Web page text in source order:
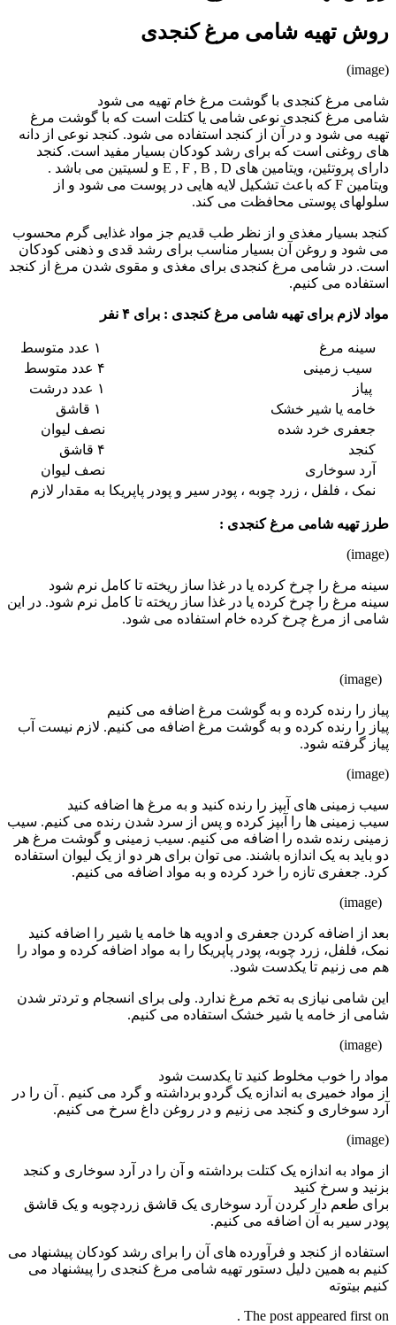
روش تهیه شامی مرغ کنجدی
(image)
شامی مرغ کنجدی با گوشت مرغ خام تهیه می شود
شامی مرغ کنجدی نوعی شامی یا کتلت است که با گوشت مرغ
تهیه می شود و در آن از کنجد استفاده می شود. کنجد نوعی از دانه
های روغنی است که برای رشد کودکان بسیار مفید است. کنجد
دارای پروتئین، ویتامین های E , F , B , D و لسیتین می باشد .
ویتامین F که باعث تشکیل لایه هایی در پوست می شود و از
سلولهای پوستی محافظت می کند.
کنجد بسیار مغذی و از نظر طب قدیم جز مواد غذایی گرم محسوب
می شود و روغن آن بسیار مناسب برای رشد قدی و ذهنی کودکان
است. در شامی مرغ کنجدی برای مغذی و مقوی شدن مرغ از کنجد
استفاده می کنیم.
مواد لازم برای تهیه شامی مرغ کنجدی : برای ۴ نفر
سینه مرغ
سیب زمینی
۴ عدد متوسط
پیاز
۱ عدد درشت
خامه یا شیر خشک
جعفری خرد شده
نصف لیوان
کنجد
۴ قاشق
آرد سوخاری
نصف لیوان
نمک ، فلفل ، زرد چوبه ، پودر سیر و پودر پاپریکا به مقدار لازم
طرز تهیه شامی مرغ کنجدی :
(image)
سینه مرغ را چرخ کرده یا در غذا ساز ریخته تا کامل نرم شود
سینه مرغ را چرخ کرده یا در غذا ساز ریخته تا کامل نرم شود. در این
شامی از مرغ چرخ کرده خام استفاده می شود.
(image)
پیاز را رنده کرده و به گوشت مرغ اضافه می کنیم
پیاز را رنده کرده و به گوشت مرغ اضافه می کنیم. لازم نیست آب
پیاز گرفته شود.
(image)
سیب زمینی های آبپز را رنده کنید و به مرغ ها اضافه کنید
سیب زمینی ها را آبپز کرده و پس از سرد شدن رنده می کنیم. سیب
زمینی رنده شده را اضافه می کنیم. سیب زمینی و گوشت مرغ هر
دو باید به یک اندازه باشند. می توان برای هر دو از یک لیوان استفاده
کرد. جعفری تازه را خرد کرده و به مواد اضافه می کنیم.
(image)
بعد از اضافه کردن جعفری و ادویه ها خامه یا شیر را اضافه کنید
نمک، فلفل، زرد چوبه، پودر پاپریکا را به مواد اضافه کرده و مواد را
هم می زنیم تا یکدست شود.
این شامی نیازی به تخم مرغ ندارد. ولی برای انسجام و تردتر شدن
شامی از خامه یا شیر خشک استفاده می کنیم.
(image)
مواد را خوب مخلوط کنید تا یکدست شود
از مواد خمیری به اندازه یک گردو برداشته و گرد می کنیم . آن را در
آرد سوخاری و کنجد می زنیم و در روغن داغ سرخ می کنیم.
(image)
از مواد به اندازه یک کتلت برداشته و آن را در آرد سوخاری و کنجد
بزنید و سرخ کنید
برای طعم دار کردن آرد سوخاری یک قاشق زردچوبه و یک قاشق
پودر سیر به آن اضافه می کنیم.
استفاده از کنجد و فرآورده های آن را برای رشد کودکان پیشنهاد می
کنیم به همین دلیل دستور تهیه شامی مرغ کنجدی را پیشنهاد می
کنیم بیتوته
The post appeared first on .